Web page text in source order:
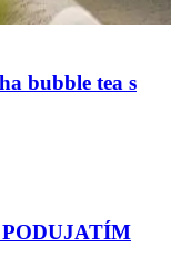
bubble tea s